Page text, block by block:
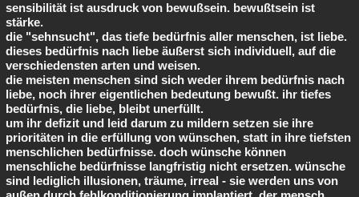
sensibilität ist ausdruck von bewußsein. bewußtsein ist
stärke.
die "sehnsucht", das tiefe bedürfnis aller menschen, ist liebe.
dieses bedürfnis nach liebe äußerst sich individuell, auf die
verschiedensten arten und weisen.
die meisten menschen sind sich weder ihrem bedürfnis nach
liebe, noch ihrer eigentlichen bedeutung bewußt. ihr tiefes
bedürfnis, die liebe, bleibt unerfüllt.
um ihr defizit und leid darum zu mildern setzen sie ihre
prioritäten in die erfüllung von wünschen, statt in ihre tiefsten
menschlichen bedürfnisse. doch wünsche können
menschliche bedürfnisse langfristig nicht ersetzen. wünsche
sind lediglich illusionen, träume, irreal - sie werden uns von